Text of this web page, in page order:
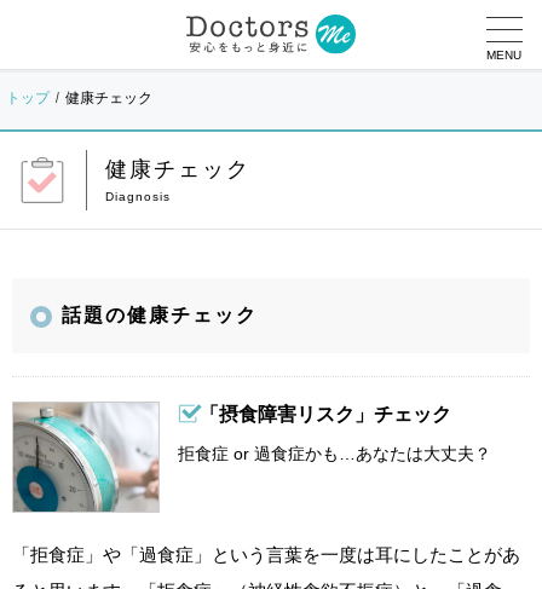
MENU
トップ 健康チェック
健康チェック
話題の健康チェック
「摂食障害リスク」チェック
拒食症 or 過食症かも…あなたは大丈夫？
「拒食症」や「過食症」という言葉を一度は耳にしたことがあ